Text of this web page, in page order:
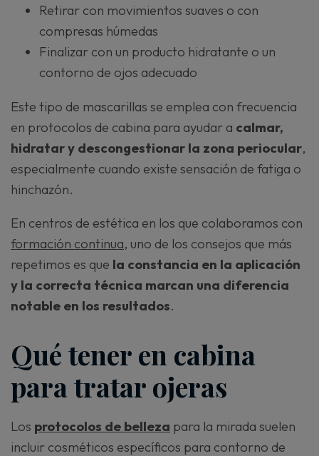
Retirar con movimientos suaves o con
compresas húmedas
Finalizar con un producto hidratante o un
contorno de ojos adecuado
Este tipo de mascarillas se emplea con frecuencia
en protocolos de cabina para ayudar a calmar,
hidratar y descongestionar la zona periocular,
especialmente cuando existe sensación de fatiga o
hinchazón.
En centros de estética en los que colaboramos con
formación continua, uno de los consejos que más
repetimos es que la constancia en la aplicación
y la correcta técnica marcan una diferencia
notable en los resultados.
Qué tener en cabina
para tratar ojeras
Los protocolos de belleza para la mirada suelen
incluir cosméticos específicos para contorno de